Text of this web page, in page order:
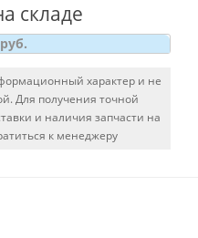
складе
характер и не
Для получения точной
и наличия запчасти на
к менеджеру